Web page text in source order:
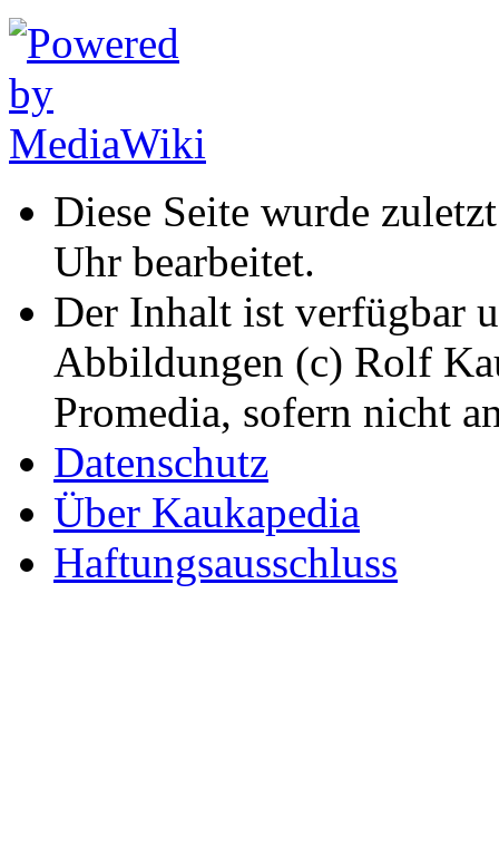
Diese Seite wurde
Uhr bearbeitet.
Der Inhalt ist verfügbar
Abbildungen (c) Rolf
Promedia, sofern nicht
Datenschutz
Über Kaukapedia
Haftungsausschluss